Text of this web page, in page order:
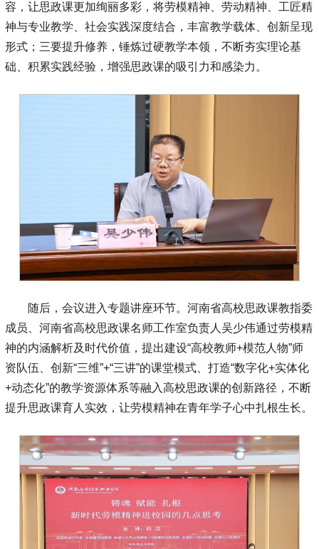
容，让思政课更加绚丽多彩，将劳模精神、劳动精神、工匠精
神与专业教学、社会实践深度结合，丰富教学载体、创新呈现
形式；三要提升修养，锤炼过硬教学本领，不断夯实理论基
础、积累实践经验，增强思政课的吸引力和感染力。
随后，会议进入专题讲座环节。河南省高校思政课教指委
成员、河南省高校思政课名师工作室负责人吴少伟通过劳模精
神的内涵解析及时代价值，提出建设“高校教师+模范人物”师
资队伍、创新“三维”+“三讲”的课堂模式、打造“数字化+实体化
+动态化”的教学资源体系等融入高校思政课的创新路径，不断
提升思政课育人实效，让劳模精神在青年学子心中扎根生长。